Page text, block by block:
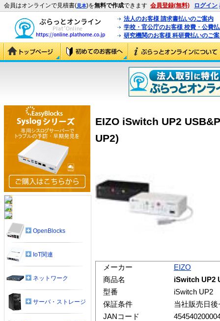
会員はオンラインで見積書(見本)を無料で作成できます 会員登録(無料) ログイン
法人のお客様 請求書払いのご案内
学校・官公庁のお客様 校費・公費
研究機関のお客様 科研費払いのご
EIZO iSwitch UP2
UP2)
メーカー
EIZO
商品名
iSwitch UP2
型番
iSwitch UP2
保証条件
当社販売日
JANコード
OpenBlocks
IoT関連
ネットワーク
サーバ・ストレージ